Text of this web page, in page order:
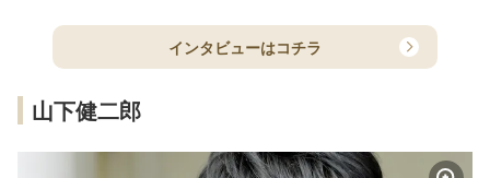
インタビューはコチラ
山下健二郎